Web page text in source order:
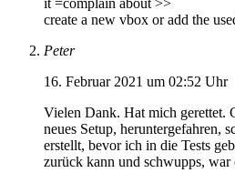
it =complain about >>
create a new vbox or add the
Peter
16. Februar 2021 um 02:52 Uhr
Vielen Dank. Hat mich gerettet.
neues Setup, heruntergefahren,
erstellt, bevor ich in die Tests
zurück kann und schwupps, war